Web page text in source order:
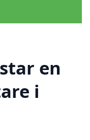
en
i